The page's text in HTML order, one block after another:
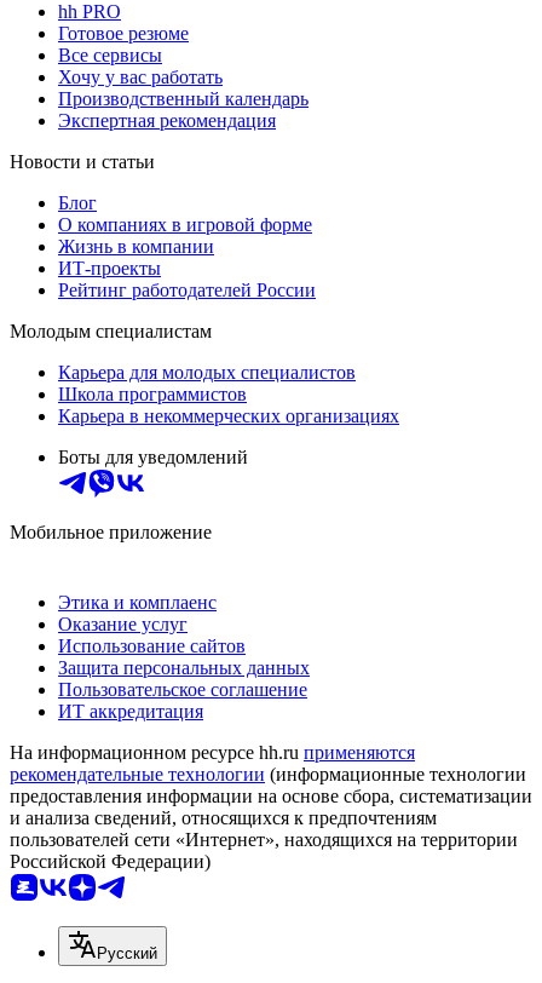
hh PRO
Готовое резюме
Все сервисы
Хочу у вас работать
Производственный календарь
Экспертная рекомендация
Новости и статьи
Блог
О компаниях в игровой форме
Жизнь в компании
ИТ-проекты
Рейтинг работодателей России
Молодым специалистам
Карьера для молодых специалистов
Школа программистов
Карьера в некоммерческих организациях
Боты для уведомлений
Мобильное приложение
Этика и комплаенс
Оказание услуг
Использование сайтов
Защита персональных данных
Пользовательское соглашение
ИТ аккредитация
На информационном ресурсе hh.ru применяются
рекомендательные технологии (информационные технологии
предоставления информации на основе сбора, систематизации
и анализа сведений, относящихся к предпочтениям
пользователей сети «Интернет», находящихся на территории
Российской Федерации)
Русский